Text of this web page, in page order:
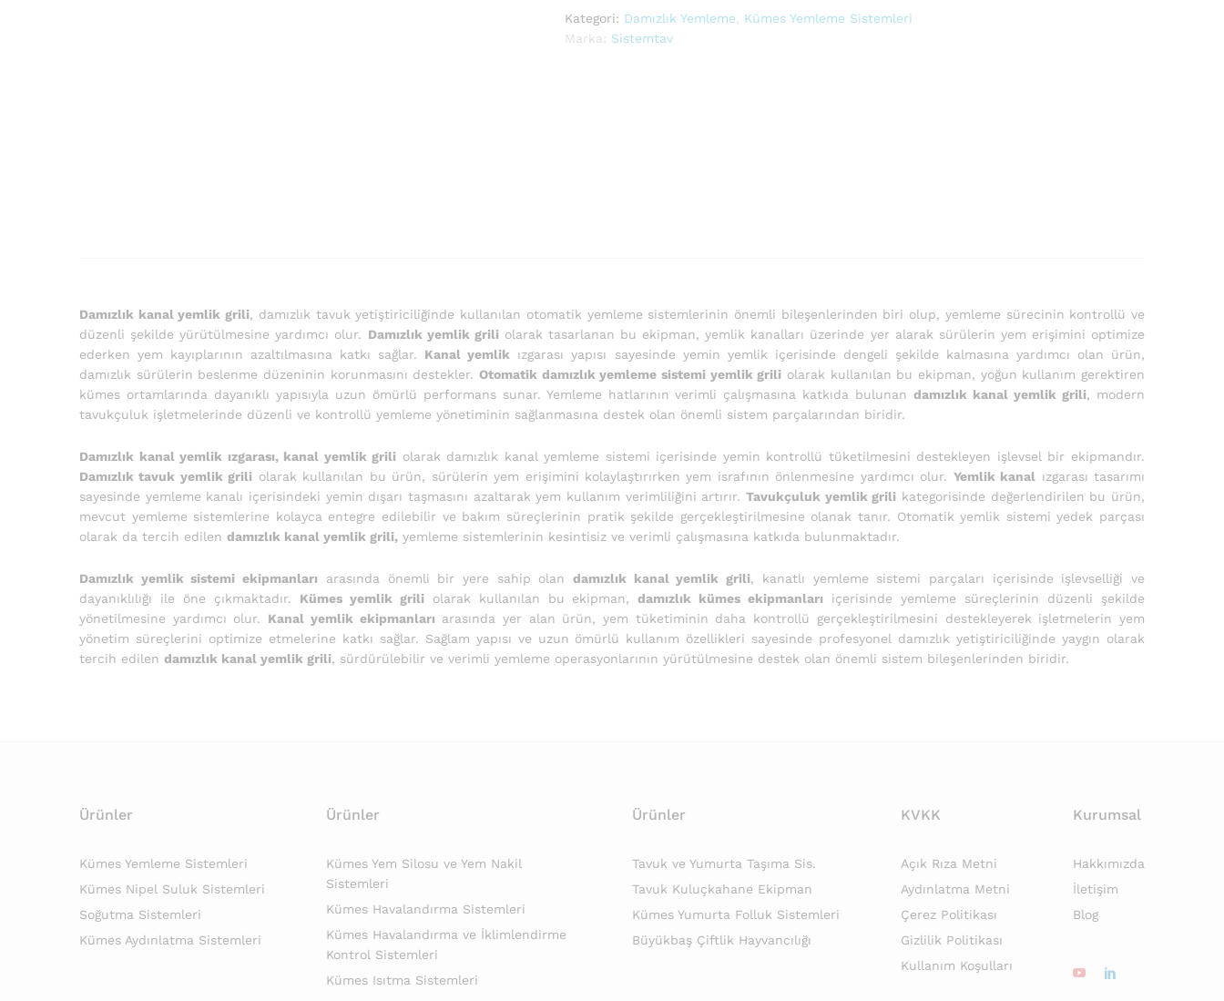
Kategori: Damızlık Yemleme
Kümes Yemleme Sistemleri
Marka: Sistemtav
Damızlık kanal yemlik grili, damızlık tavuk yetiştiriciliğinde kullanılan otomatik yemleme sistemlerinin önemli bileşenlerinden biri olup, yemleme sürecinin kontrollü ve
düzenli şekilde yürütülmesine yardımcı olur. Damızlık yemlik grili olarak tasarlanan bu ekipman, yemlik kanalları üzerinde yer alarak sürülerin yem erişimini optimize
ederken yem kayıplarının azaltılmasına katkı sağlar. Kanal yemlik ızgarası yapısı sayesinde yemin yemlik içerisinde dengeli şekilde kalmasına yardımcı olan ürün,
damızlık sürülerin beslenme düzeninin korunmasını destekler. Otomatik damızlık yemleme sistemi yemlik grili olarak kullanılan bu ekipman, yoğun kullanım gerektiren
kümes ortamlarında dayanıklı yapısıyla uzun ömürlü performans sunar. Yemleme hatlarının verimli çalışmasına katkıda bulunandamızlık kanal yemlik grili, modern
tavukçuluk işletmelerinde düzenli ve kontrollü yemleme yönetiminin sağlanmasına destek olan önemli sistem parçalarından biridir.
Damızlık kanal yemlik ızgarası, kanal yemlik grili olarak damızlık kanal yemleme sistemi içerisinde yemin kontrollü tüketilmesini destekleyen işlevsel bir ekipmandır.
Damızlık tavuk yemlik grili olarak kullanılan bu ürün, sürülerin yem erişimini kolaylaştırırken yem israfının önlenmesine yardımcı olur. Yemlik kanal ızgarası tasarımı
sayesinde yemleme kanalı içerisindeki yemin dışarı taşmasını azaltarak yem kullanım verimliliğini artırır. Tavukçuluk yemlik grili kategorisinde değerlendirilen bu ürün,
mevcut yemleme sistemlerine kolayca entegre edilebilir ve bakım süreçlerinin pratik şekilde gerçekleştirilmesine olanak tanır. Otomatik yemlik sistemi yedek parçası
olarak da tercih edilen damızlık kanal yemlik grili, yemleme sistemlerinin kesintisiz ve verimli çalışmasına katkıda bulunmaktadır.
Damızlık yemlik sistemi ekipmanları arasında önemli bir yere sahip olandamızlık kanal yemlik grili, kanatlı yemleme sistemi parçaları içerisinde işlevselliği ve
dayanıklılığı ile öne çıkmaktadır. Kümes yemlik grili olarak kullanılan bu ekipman,damızlık kümes ekipmanları içerisinde yemleme süreçlerinin düzenli şekilde
yönetilmesine yardımcı olur. Kanal yemlik ekipmanları arasında yer alan ürün, yem tüketiminin daha kontrollü gerçekleştirilmesini destekleyerek işletmelerin yem
yönetim süreçlerini optimize etmelerine katkı sağlar. Sağlam yapısı ve uzun ömürlü kullanım özellikleri sayesinde profesyonel damızlık yetiştiriciliğinde yaygın olarak
tercih edilen damızlık kanal yemlik grili, sürdürülebilir ve verimli yemleme operasyonlarının yürütülmesine destek olan önemli sistem bileşenlerinden biridir.
Ürünler
Kümes Yemleme Sistemleri
Kümes Nipel Suluk Sistemleri
Soğutma Sistemleri
Kümes Aydınlatma Sistemleri
Ürünler
Kümes Yem Silosu ve Yem Nakil
Sistemleri
Kümes Havalandırma Sistemleri
Kümes Havalandırma ve İklimlendirme
Kontrol Sistemleri
Kümes Isıtma Sistemleri
Ürünler
Tavuk ve Yumurta Taşıma Sis.
Tavuk Kuluçkahane Ekipman
Kümes Yumurta Folluk Sistemleri
Büyükbaş Çiftlik Hayvancılığı
KVKK
Açık Rıza Metni
Aydınlatma Metni
Çerez Politikası
Gizlilik Politikası
Kullanım Koşulları
Kurumsal
Hakkımızda
İletişim
Blog